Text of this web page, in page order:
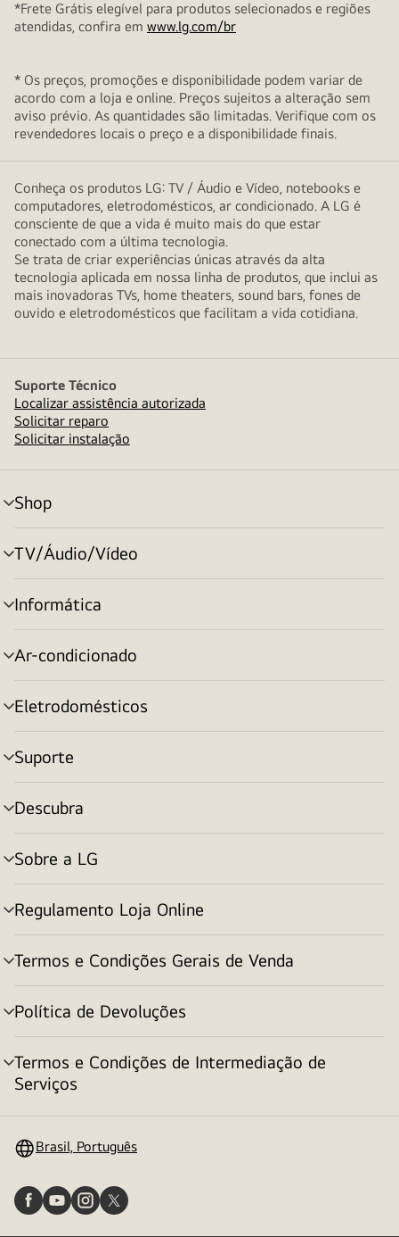
*Frete Grátis elegível para produtos selecionados e regiões
atendidas, confira em www.lg.com/br
* Os preços, promoções e disponibilidade podem variar de
acordo com a loja e online. Preços sujeitos a alteração sem
aviso prévio. As quantidades são limitadas. Verifique com os
revendedores locais o preço e a disponibilidade finais.
Conheça os produtos LG: TV / Áudio e Vídeo, notebooks e
computadores, eletrodomésticos, ar condicionado. A LG é
consciente de que a vida é muito mais do que estar
conectado com a última tecnologia.
Se trata de criar experiências únicas através da alta
tecnologia aplicada em nossa linha de produtos, que inclui as
mais inovadoras TVs, home theaters, sound bars, fones de
ouvido e eletrodomésticos que facilitam a vida cotidiana.
Suporte Técnico
Localizar assistência autorizada
Solicitar reparo
Solicitar instalação
Shop
alternar
menu
TV/Áudio/Vídeo
alternar
menu
Informática
alternar
menu
Ar-condicionado
alternar
menu
Eletrodomésticos
alternar
menu
Suporte
alternar
menu
Descubra
alternar
menu
Sobre a LG
alternar
menu
Regulamento Loja Online
alternar
menu
Termos e Condições Gerais de Venda
alternar
menu
Política de Devoluções
alternar
menu
Termos e Condições de Intermediação de
Serviços
alternar
Brasil, Português